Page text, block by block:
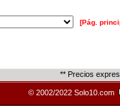
[Pág.
** Precios
© 2002/2022 Solo10.com